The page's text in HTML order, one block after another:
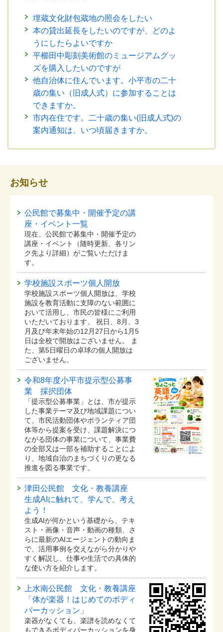
埋蔵文化財包蔵地の照会をしたい
本の貸出延長をしたいのですが、どのよ
うにしたらよいですか
平櫛田中彫刻美術館のミュージアムグッ
ズを購入したいのですが
他自治体に住んでいます。小平市の二十
歳の集い（旧成人式）に参加することは
できますか。
市内在住です。二十歳の集い(旧成人式)の
案内通知は、いつ頃届きますか。
お知らせ
公民館で募集中・開催予定の講
座・イベント一覧
現在、公民館で募集中・開催予定の
講座・イベント（随時更新、各リン
ク先より詳細）がご覧いただけま
す。
学校施設スポーツ個人開放
学校施設スポーツ個人開放は、学校
施設を教育活動に支障のない範囲に
おいて活用し、市民の皆様にご利用
いただいております。 祝日、8月、3
月及び年末年始の12月27日から1月5
日は全校で開放はございません。 ま
た、第5日曜日の卓球の個人開放は
ございません。
令和8年度小平市提示型公募事
業 採択団体
「提示型公募事業」とは、市が提示
した事業テーマ及び地域課題につい
て、市民活動団体やボランティア団
体等から提案を受け、課題解決につ
ながる団体の事業について、事業費
の全部又は一部を補助することによ
り、地域自治のまちづくりの更なる
推進を図る事業です。
津田公民館 文化・教養講座
生成AIに触れて、学んで、考え
よう！
生成AIが何かという基礎から、テキ
スト・画像・音声・動画の種類、さ
らに最新のAIエージェントの動向ま
で、活用事例を交えながら分かりや
すく解説し、仕事や生活での具体的
な使い方を紹介します。
上水南公民館 文化・教養講座
「体が楽器！はじめてのボディ
パーカッション」
楽器がなくても、楽譜を読めなくて
もできるボディパーカッションを身